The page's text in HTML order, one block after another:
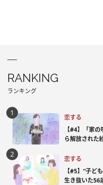
RANKING
ランキング
恋する
【#4】「家
ら解放された
恋する
【#5】“子
生き抜いた56